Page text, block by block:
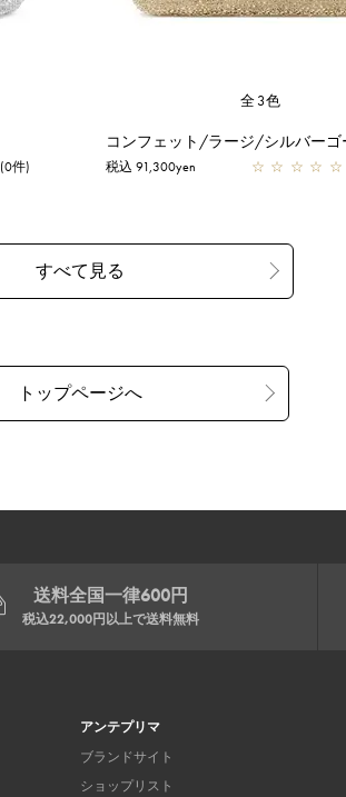
(0件)
全3色
コンフェット/ラージ/シルバーゴ
税込 91,300yen ☆ ☆ ☆ ☆ ☆
送料全国一律600円
税込22,000円以上で送料無料
アンテプリマ
ブランドサイト
ショップリスト